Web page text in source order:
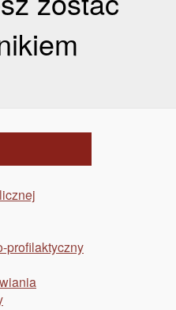
profilaktyczny